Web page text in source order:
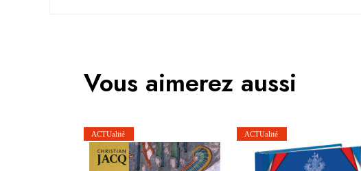
Vous aimerez aussi